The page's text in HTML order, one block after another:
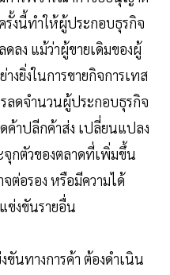
รั้งนี้ทำให้ผู้ประกอบธุรกิจ
ลง แม้ว่าผู้ขายเดิมของผู้
งยิ่งในการขายกิจการเทส
ลดจำนวนผู้ประกอบธุรกิจ
ดค้าปลีกค้าส่ง เปลี่ยนแปลง
จุกตัวของตลาดที่เพิ่มขึ้น
อรอง หรือมีความได้
ข่งขันรายอื่น
ขันทางการค้า ต้องดำเนิน